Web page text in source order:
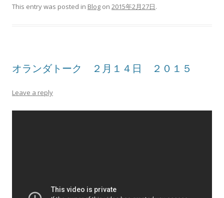
This entry was posted in Blog on 2015年2月27日.
オランダトーク ２月１４日 ２０１５
Leave a reply